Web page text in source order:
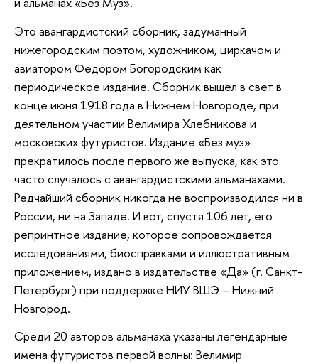
Это авангардистский сборник, задуманный
нижегородским поэтом, художником, циркачом и
авиатором Федором Богородским как
периодическое издание. Сборник вышел в свет в
конце июня 1918 года в Нижнем Новгороде, при
деятельном участии Велимира Хлебникова и
московских футуристов. Издание «Без муз»
прекратилось после первого же выпуска, как это
часто случалось с авангардистскими альманахами.
Редчайший сборник никогда не воспроизводился ни в
России, ни на Западе. И вот, спустя 106 лет, его
репринтное издание, которое сопровождается
исследованиями, биосправками и иллюстративным
приложением, издано в издательстве «Да» (г. Санкт-
Петербург) при поддержке НИУ ВШЭ – Нижний
Новгород.
Среди 20 авторов альманаха указаны легендарные
имена футуристов первой волны: Велимир